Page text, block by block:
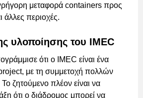
μεταφορά containers προς
άλλες περιοχές.
υλοποίησης του IMEC
ότι ο IMEC είναι ένα
project, με τη συμμετοχή πολλών
ζητούμενο πλέον είναι να
ότι ο διάδρομος μπορεί να